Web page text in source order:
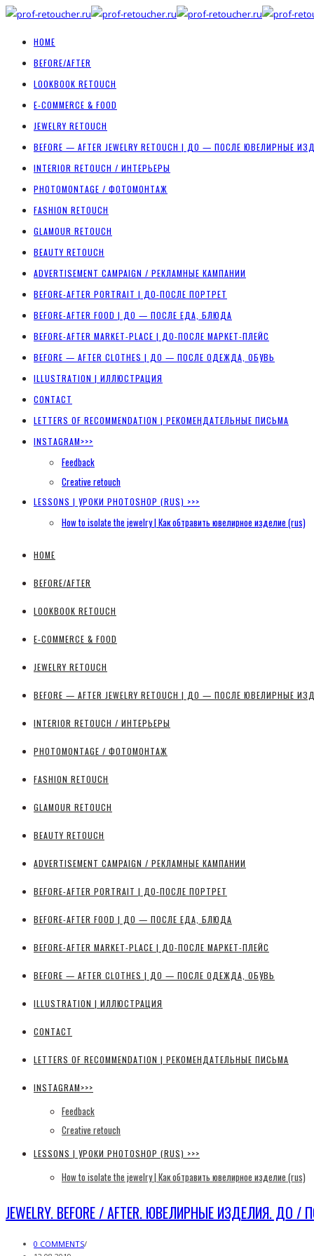
HOME
BEFORE/AFTER
LOOKBOOK RETOUCH
E-COMMERCE & FOOD
JEWELRY RETOUCH
BEFORE — AFTER JEWELRY RETOUCH | ДО — ПОСЛЕ ЮВЕЛИРНЫЕ
INTERIOR RETOUCH / ИНТЕРЬЕРЫ
PHOTOMONTAGE / ФОТОМОНТАЖ
FASHION RETOUCH
GLAMOUR RETOUCH
BEAUTY RETOUCH
ADVERTISEMENT CAMPAIGN / РЕКЛАМНЫЕ КАМПАНИИ
BEFORE-AFTER PORTRAIT | ДО-ПОСЛЕ ПОРТРЕТ
BEFORE-AFTER FOOD | ДО — ПОСЛЕ ЕДА, БЛЮДА
BEFORE-AFTER MARKET-PLACE | ДО-ПОСЛЕ МАРКЕТ-ПЛЕЙС
BEFORE — AFTER CLOTHES | ДО — ПОСЛЕ ОДЕЖДА, ОБУВЬ
ILLUSTRATION | ИЛЛЮСТРАЦИЯ
CONTACT
LETTERS OF RECOMMENDATION | РЕКОМЕНДАТЕЛЬНЫЕ ПИСЬМА
INSTAGRAM>>>
Feedback
Creative retouch
LESSONS | УРОКИ PHOTOSHOP (RUS) >>>
How to isolate the jewelry | Как обтравить ювелирное изделие (rus)
HOME
BEFORE/AFTER
LOOKBOOK RETOUCH
E-COMMERCE & FOOD
JEWELRY RETOUCH
BEFORE — AFTER JEWELRY RETOUCH | ДО — ПОСЛЕ ЮВЕЛИРНЫЕ
INTERIOR RETOUCH / ИНТЕРЬЕРЫ
PHOTOMONTAGE / ФОТОМОНТАЖ
FASHION RETOUCH
GLAMOUR RETOUCH
BEAUTY RETOUCH
ADVERTISEMENT CAMPAIGN / РЕКЛАМНЫЕ КАМПАНИИ
BEFORE-AFTER PORTRAIT | ДО-ПОСЛЕ ПОРТРЕТ
BEFORE-AFTER FOOD | ДО — ПОСЛЕ ЕДА, БЛЮДА
BEFORE-AFTER MARKET-PLACE | ДО-ПОСЛЕ МАРКЕТ-ПЛЕЙС
BEFORE — AFTER CLOTHES | ДО — ПОСЛЕ ОДЕЖДА, ОБУВЬ
ILLUSTRATION | ИЛЛЮСТРАЦИЯ
CONTACT
LETTERS OF RECOMMENDATION | РЕКОМЕНДАТЕЛЬНЫЕ ПИСЬМА
INSTAGRAM>>>
Feedback
Creative retouch
LESSONS | УРОКИ PHOTOSHOP (RUS) >>>
How to isolate the jewelry | Как обтравить ювелирное изделие (rus)
JEWELRY. BEFORE / AFTER. ЮВЕЛИРНЫЕ ИЗДЕЛИЯ. ДО /
0 COMMENTS/